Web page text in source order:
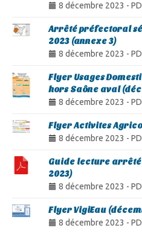
8 décembre 2023 -
Arrêté préfectoral
2023 (annexe 3)
8 décembre 2023 -
Flyer Usages
hors Saône aval
8 décembre 2023 -
Flyer Activites
8 décembre 2023 -
Guide lecture arrêté
2023)
8 décembre 2023 -
Flyer VigiEau
8 décembre 2023 -